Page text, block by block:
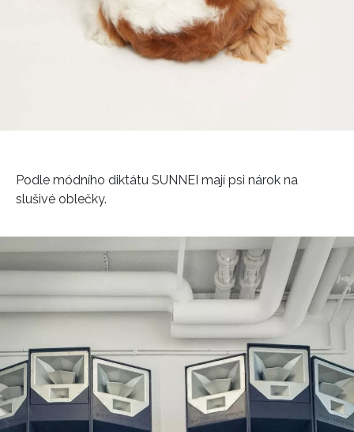
Podle módního diktátu SUNNEI mají psi nárok na
slušivé oblečky.